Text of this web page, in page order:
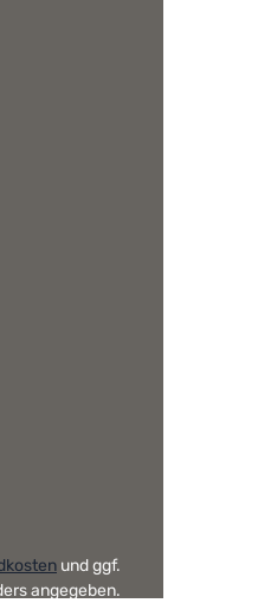
und ggf.
angegeben.